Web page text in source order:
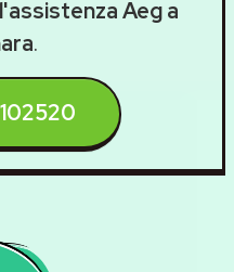
l'assistenza Aeg a
.